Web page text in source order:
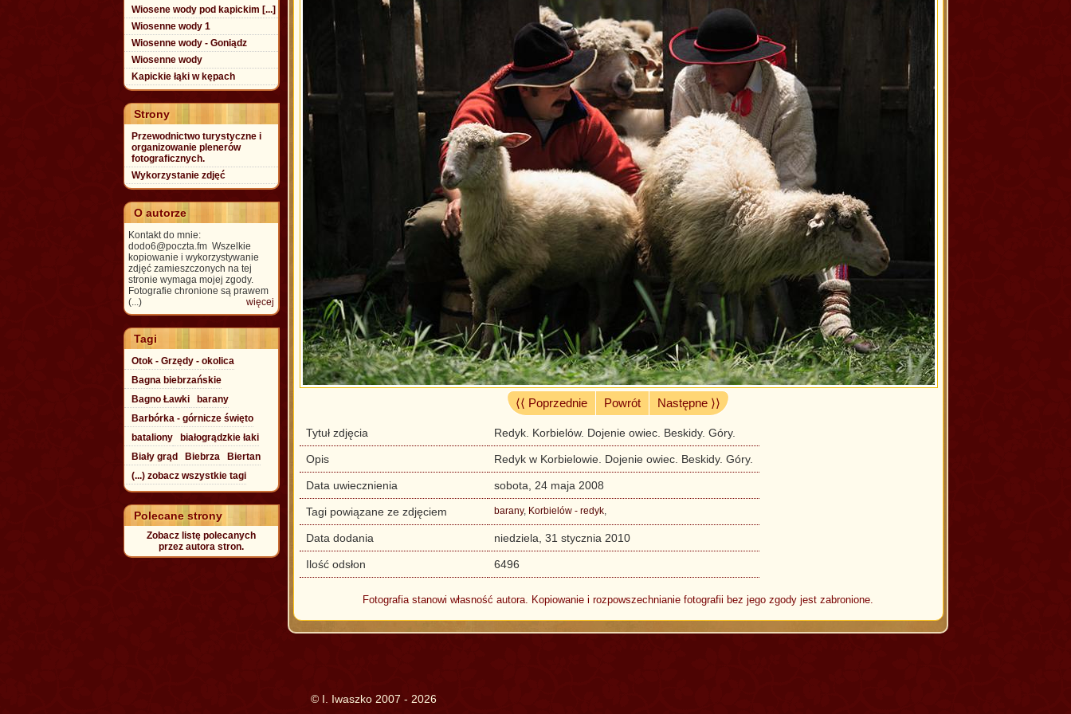
⟨⟨ Poprzednie Powrót Następne ⟩⟩
Tytuł zdjęcia Redyk. Korbielów. Dojenie owiec. Beskidy. Góry.
Opis Redyk w Korbielowie. Dojenie owiec. Beskidy. Góry.
Data uwiecznienia sobota, 24 maja 2008
Tagi powiązane ze zdjęciem barany, Korbielów - redyk,
Data dodania niedziela, 31 stycznia 2010
Ilość odsłon 6496
Fotografia stanowi własność autora. Kopiowanie i rozpowszechnianie fotografii bez jego zgody jest zabronione.
Wiosene wody pod kapickim [...]
Wiosenne wody 1
Wiosenne wody - Goniądz
Wiosenne wody
Kapickie łąki w kępach
Strony
Przewodnictwo turystyczne i
organizowanie plenerów
fotograficznych.
Wykorzystanie zdjęć
O autorze
Kontakt do mnie:
dodo6@poczta.fm Wszelkie
kopiowanie i wykorzystywanie
zdjęć zamieszczonych na tej
stronie wymaga mojej zgody.
Fotografie chronione są prawem
(...)
więcej
Tagi
Otok - Grzędy - okolica
Bagna biebrzańskie
Bagno Ławki
barany
Barbórka - górnicze święto
bataliony
białogrądzkie łaki
Biały grąd
Biebrza
Biertan
(...) zobacz wszystkie tagi
Polecane strony
Zobacz listę polecanych
przez autora stron.
© I. Iwaszko 2007 - 2026